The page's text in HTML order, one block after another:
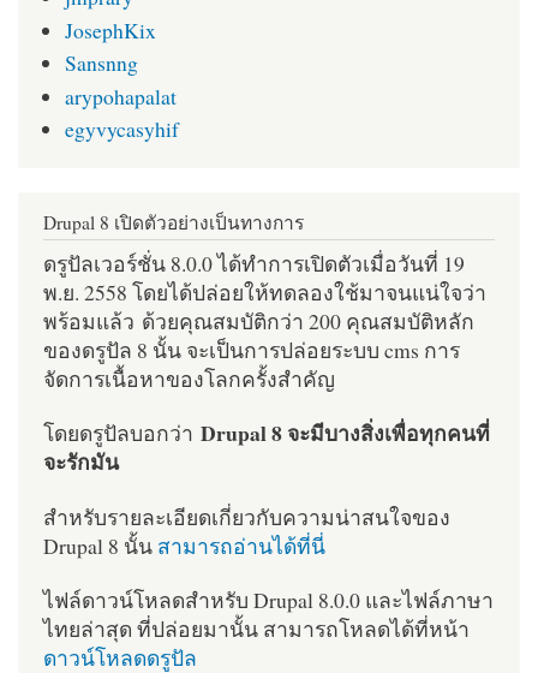
JosephKix
Sansnng
arypohapalat
egyvycasyhif
Drupal 8 เปิดตัวอย่างเป็นทางการ
ดรูปัลเวอร์ชั่น 8.0.0 ได้ทำการเปิดตัวเมื่อวันที่ 19
พ.ย. 2558 โดยได้ปล่อยให้ทดลองใช้มาจนแน่ใจว่า
พร้อมแล้ว ด้วยคุณสมบัติกว่า 200 คุณสมบัติหลัก
ของดรูปัล 8 นั้น จะเป็นการปล่อยระบบ cms การ
จัดการเนื้อหาของโลกครั้งสำคัญ
โดยดรูปัลบอกว่า Drupal 8 จะมีบางสิ่งเพื่อทุกคนที่
จะรักมัน
สำหรับรายละเอียดเกี่ยวกับความน่าสนใจของ
Drupal 8 นั้น สามารถอ่านได้ที่นี่
ไฟล์ดาวน์โหลดสำหรับ Drupal 8.0.0 และไฟล์ภาษา
ไทยล่าสุด ที่ปล่อยมานั้น สามารถโหลดได้ที่หน้า
ดาวน์โหลดดรูปัล